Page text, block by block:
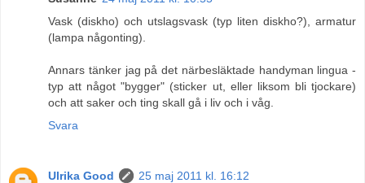
Vask (diskho) och utslagsvask (typ liten diskho?), armatur
(lampa någonting).
Annars tänker jag på det närbesläktade handyman lingua -
typ att något "bygger" (sticker ut, eller liksom bli tjockare)
och att saker och ting skall gå i liv och i våg.
Svara
Ulrika Good
25 maj 2011 kl. 16:12